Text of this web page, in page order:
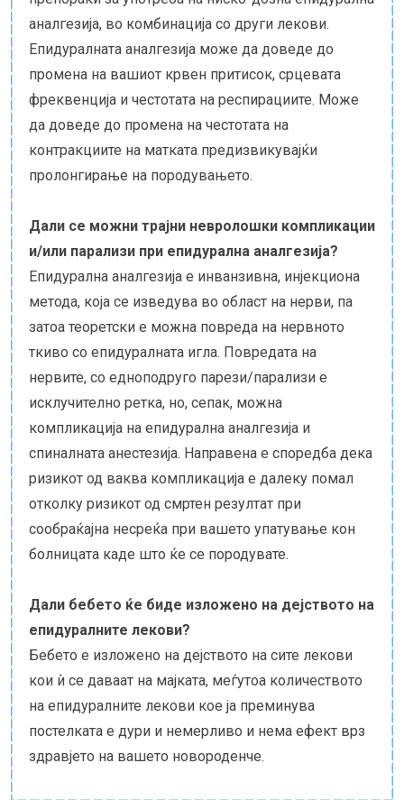
аналгезија, во комбинација со други лекови.
Епидуралната аналгезија може да доведе до
промена на вашиот крвен притисок, срцевата
фреквенција и честотата на респирациите. Може
да доведе до промена на честотата на
контракциите на матката предизвикувајќи
пролонгирање на породувањето.
Дали се можни трајни невролошки компликации
и/или парализи при епидурална аналгезија?
Епидурална аналгезија е инванзивна, инјекциона
метода, која се изведува во област на нерви, па
затоа теоретски е можна повреда на нервното
ткиво со епидуралната игла. Повредата на
нервите, со едноподруго парези/парализи е
исклучително ретка, но, сепак, можна
компликација на епидурална аналгезија и
спиналната анестезија. Направена е споредба дека
ризикот од ваква компликација е далеку помал
отколку ризикот од смртен резултат при
сообраќајна несреќа при вашето упатување кон
болницата каде што ќе се породувате.
Дали бебето ќе биде изложено на дејството на
епидуралните лекови?
Бебето е изложено на дејството на сите лекови
кои ѝ се даваат на мајката, меѓутоа количеството
на епидуралните лекови кое ја преминува
постелката е дури и немерливо и нема ефект врз
здравјето на вашето новороденче.